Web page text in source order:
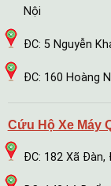
Nội
ĐC: 5 Nguyễn
ĐC: 160 Hoàng
Cứu Hộ Xe Máy
ĐC: 182 Xã